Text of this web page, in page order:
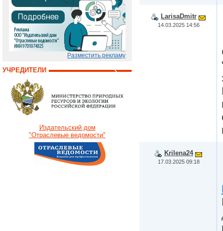
Разместить рекламу
УЧРЕДИТЕЛИ
Издательский дом
"Отраслевые ведомости"
LarisaDmitr
14.03.2025 14:56
Krilena24
17.03.2025 09:18